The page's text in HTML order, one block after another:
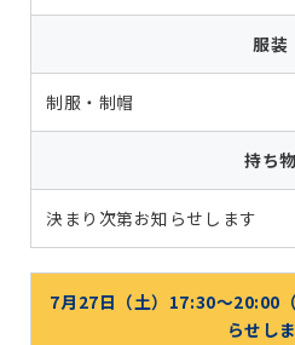
服装
制服・制帽
持ち物
決まり次第お知らせします
7月27日（土）17:30～20:00
らせし